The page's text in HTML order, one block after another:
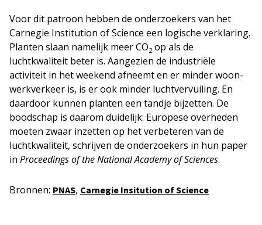
Voor dit patroon hebben de onderzoekers van het
Carnegie Institution of Science een logische verklaring.
Planten slaan namelijk meer CO2 op als de
luchtkwaliteit beter is. Aangezien de industriële
activiteit in het weekend afneemt en er minder woon-
werkverkeer is, is er ook minder luchtvervuiling. En
daardoor kunnen planten een tandje bijzetten. De
boodschap is daarom duidelijk: Europese overheden
moeten zwaar inzetten op het verbeteren van de
luchtkwaliteit, schrijven de onderzoekers in hun paper
in Proceedings of the National Academy of Sciences.
Bronnen: PNAS, Carnegie Insitution of Science